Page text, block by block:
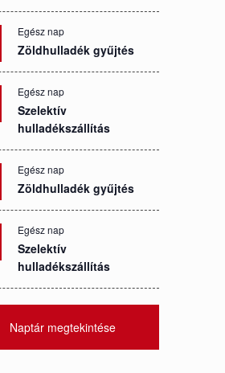
Egész nap
Zöldhulladék gyűjtés
Egész nap
Szelektív
hulladékszállítás
Egész nap
Zöldhulladék gyűjtés
Egész nap
Szelektív
hulladékszállítás
Naptár megtekintése